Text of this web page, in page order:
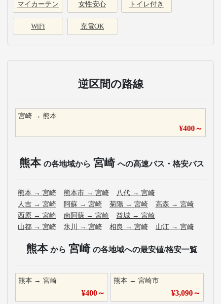
マイカーテン 女性安心 トイレ付き
WiFi 充電OK
逆区間の路線
宮崎 → 熊本
¥400～
熊本 の各地域から 宮崎 への高速バス・格安バス
熊本 → 宮崎 熊本市 → 宮崎 八代 → 宮崎
人吉 → 宮崎 阿蘇 → 宮崎 菊陽 → 宮崎 高森 → 宮崎
西原 → 宮崎 南阿蘇 → 宮崎 益城 → 宮崎
山都 → 宮崎 氷川 → 宮崎 相良 → 宮崎 山江 → 宮崎
熊本 から 宮崎 の各地域への最安値/格安一覧
熊本 → 宮崎
¥400～
熊本 →宮崎市
¥3,090～